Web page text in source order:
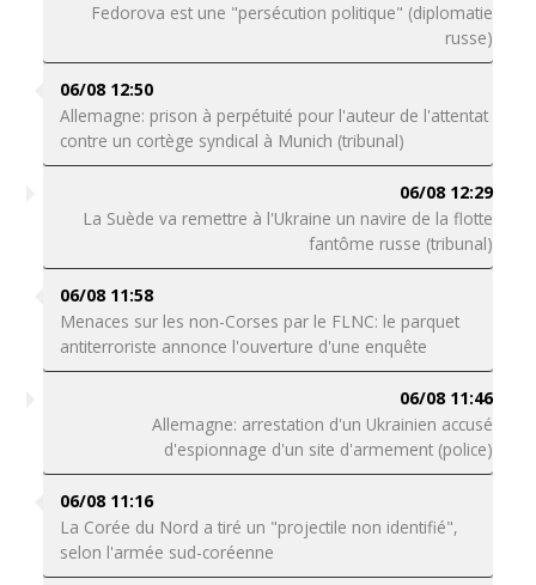
Fedorova est une "persécution politique" (diplomatie
russe)
06/08 12:50
Allemagne: prison à perpétuité pour l'auteur de l'attentat
contre un cortège syndical à Munich (tribunal)
06/08 12:29
La Suède va remettre à l'Ukraine un navire de la flotte
fantôme russe (tribunal)
06/08 11:58
Menaces sur les non-Corses par le FLNC: le parquet
antiterroriste annonce l'ouverture d'une enquête
06/08 11:46
Allemagne: arrestation d'un Ukrainien accusé
d'espionnage d'un site d'armement (police)
06/08 11:16
La Corée du Nord a tiré un "projectile non identifié",
selon l'armée sud-coréenne